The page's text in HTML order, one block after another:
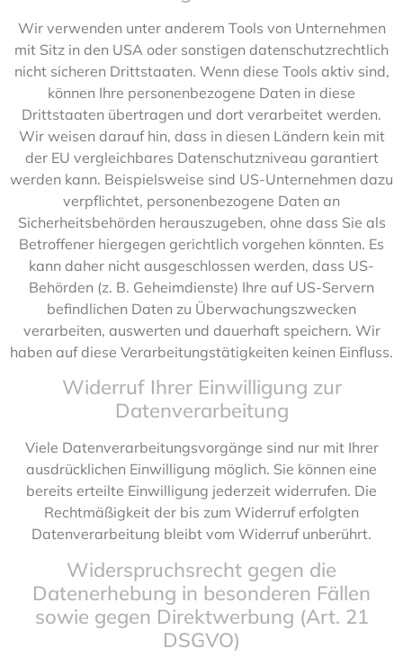
Wir verwenden unter anderem Tools von Unternehmen
mit Sitz in den USA oder sonstigen datenschutzrechtlich
nicht sicheren Drittstaaten. Wenn diese Tools aktiv sind,
können Ihre personenbezogene Daten in diese
Drittstaaten übertragen und dort verarbeitet werden.
Wir weisen darauf hin, dass in diesen Ländern kein mit
der EU vergleichbares Datenschutzniveau garantiert
werden kann. Beispielsweise sind US-Unternehmen dazu
verpflichtet, personenbezogene Daten an
Sicherheitsbehörden herauszugeben, ohne dass Sie als
Betroffener hiergegen gerichtlich vorgehen könnten. Es
kann daher nicht ausgeschlossen werden, dass US-
Behörden (z. B. Geheimdienste) Ihre auf US-Servern
befindlichen Daten zu Überwachungszwecken
verarbeiten, auswerten und dauerhaft speichern. Wir
haben auf diese Verarbeitungstätigkeiten keinen Einfluss.
Widerruf Ihrer Einwilligung zur
Datenverarbeitung
Viele Datenverarbeitungsvorgänge sind nur mit Ihrer
ausdrücklichen Einwilligung möglich. Sie können eine
bereits erteilte Einwilligung jederzeit widerrufen. Die
Rechtmäßigkeit der bis zum Widerruf erfolgten
Datenverarbeitung bleibt vom Widerruf unberührt.
Widerspruchsrecht gegen die
Datenerhebung in besonderen Fällen
sowie gegen Direktwerbung (Art. 21
DSGVO)